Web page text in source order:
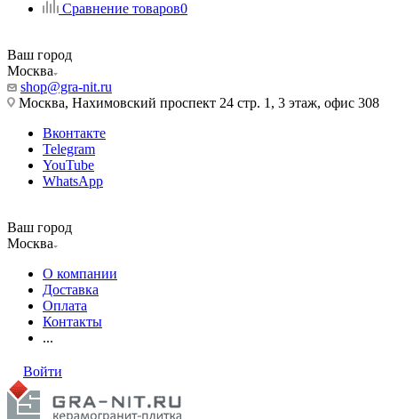
Сравнение товаров0
Ваш город
Москва
shop@gra-nit.ru
Москва, Нахимовский проспект 24 стр. 1, 3 этаж, офис 308
Вконтакте
Telegram
YouTube
WhatsApp
Ваш город
Москва
О компании
Доставка
Оплата
Контакты
...
Войти